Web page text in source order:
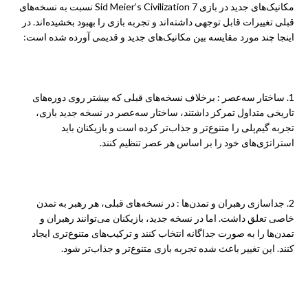
مکانیک‌های جدید
در بازی Sid Meier’s Civilization 7 نسبت به نسخه‌های
قبلی تغییرات قابل توجهی داشته‌اند و تجربه بازی را بهبود بخشیده‌اند. در
اینجا چند مورد مقایسه بین مکانیک‌های جدید و قدیمی آورده شده است:
1. ساختار سه‌عصر : برخلاف نسخه‌های قبلی که بیشتر روی دوره‌های
تاریخی متداول تمرکز داشتند، ساختار سه‌عصر در نسخه جدید بازی،
تجربه گیم‌پلی را متنوع‌تر و جذاب‌تر کرده است و بازیکنان باید
استراتژی‌های خود را بر اساس هر عصر تنظیم کنند.
2. جداسازی رهبران و تمدن‌ها : در نسخه‌های قبلی، هر رهبر به تمدن
خاصی تعلق داشت. اما در نسخه جدید، بازیکنان می‌توانند رهبران و
تمدن‌ها را به صورت جداگانه انتخاب کنند و ترکیب‌های متنوع‌تری ایجاد
کنند. این تغییر باعث شده تجربه بازی متنوع‌تر و جذاب‌تر شود.